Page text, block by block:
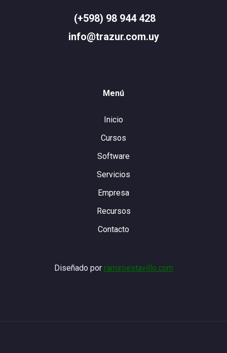
(+598) 98 944 428
info@trazur.com.uy
Menú
Inicio
Cursos
Software
Servicios
Empresa
Recursos
Contacto
Diseñado por ramiroestavillo.com